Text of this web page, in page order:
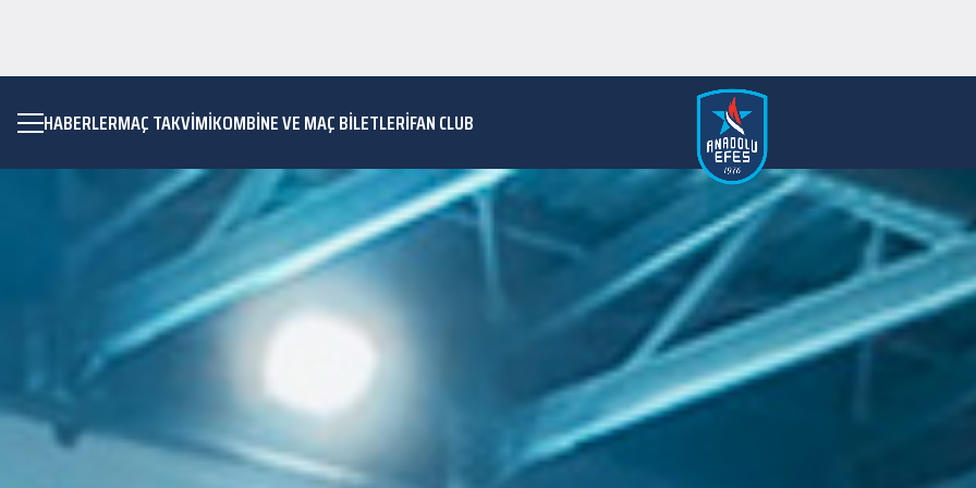
HABERLERMAÇ TAKVIMIKOMBİNE VE MAÇ BİLETLERİFAN CLUB